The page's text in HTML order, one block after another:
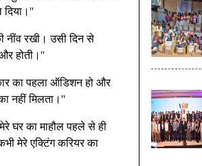
नींव रखी। उसी दिन से
होती।''
का पहला ऑडिशन हो और
नहीं मिलता।''
घर का माहौल पहले से ही
मेरे एक्टिंग करियर का